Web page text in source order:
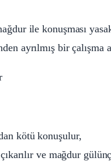
ile konuşması
ayrılmış bir çalışma
kötü konuşulur,
ve mağdur